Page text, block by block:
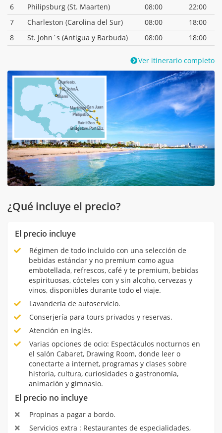
6 Philipsburg (St. Maarten) 08:00
22:00
7
Charleston (Carolina del Sur) 08:00
18:00
8
St. John´s (Antigua y Barbuda) 08:00 18:00
Ver itinerario completo
¿Qué incluye el precio?
El precio incluye
Régimen de todo incluido con una selección de
bebidas estándar y no premium como agua
embotellada, refrescos, café y te premium, bebidas
espirituosas, cócteles con y sin alcoho, cervezas y
vinos, disponibles durante todo el viaje.
Lavandería de autoservicio.
Conserjería para tours privados y reservas.
Atención en inglés.
Varias opciones de ocio: Espectáculos nocturnos en
el salón Cabaret, Drawing Room, donde leer o
conectarte a internet, programas y clases sobre
historia, cultura, curiosidades o gastronomía,
animación y gimnasio.
El precio no incluye
Propinas a pagar a bordo.
Servicios extra : Restaurantes de especialidades,